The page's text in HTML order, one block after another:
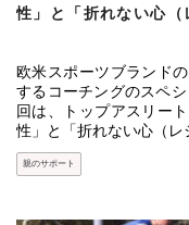
性」と「折れない心（
欧米スポーツブランド
するコーチングのスペ
回は、トップアスリー
性」と「折れない心（レ
親のサポート